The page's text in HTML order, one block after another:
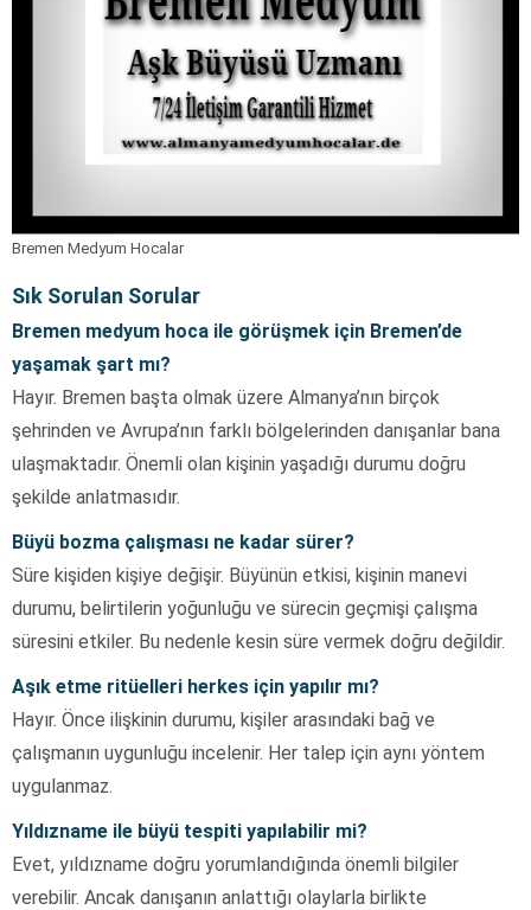
Bremen Medyum Hocalar
Sık Sorulan Sorular
Bremen medyum hoca ile görüşmek için Bremen’de
yaşamak şart mı?
Hayır. Bremen başta olmak üzere Almanya’nın birçok
şehrinden ve Avrupa’nın farklı bölgelerinden danışanlar bana
ulaşmaktadır. Önemli olan kişinin yaşadığı durumu doğru
şekilde anlatmasıdır.
Büyü bozma çalışması ne kadar sürer?
Süre kişiden kişiye değişir. Büyünün etkisi, kişinin manevi
durumu, belirtilerin yoğunluğu ve sürecin geçmişi çalışma
süresini etkiler. Bu nedenle kesin süre vermek doğru değildir.
Aşık etme ritüelleri herkes için yapılır mı?
Hayır. Önce ilişkinin durumu, kişiler arasındaki bağ ve
çalışmanın uygunluğu incelenir. Her talep için aynı yöntem
uygulanmaz.
Yıldızname ile büyü tespiti yapılabilir mi?
Evet, yıldızname doğru yorumlandığında önemli bilgiler
verebilir. Ancak danışanın anlattığı olaylarla birlikte